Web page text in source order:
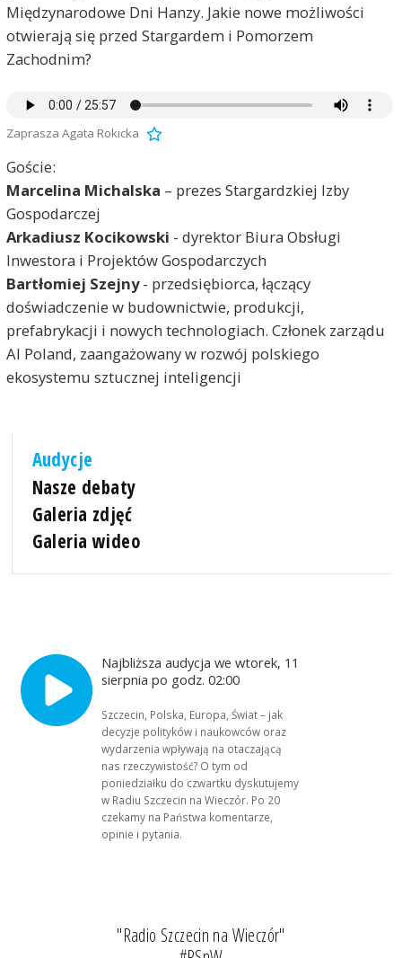
Międzynarodowe Dni Hanzy. Jakie nowe możliwości
otwierają się przed Stargardem i Pomorzem
Zachodnim?
Zaprasza Agata Rokicka
Goście:
Marcelina Michalska – prezes Stargardzkiej Izby
Gospodarczej
Arkadiusz Kocikowski - dyrektor Biura Obsługi
Inwestora i Projektów Gospodarczych
Bartłomiej Szejny- przedsiębiorca, łączący
doświadczenie w budownictwie, produkcji,
prefabrykacji i nowych technologiach. Członek zarządu
AI Poland, zaangażowany w rozwój polskiego
ekosystemu sztucznej inteligencji
Audycje
Nasze debaty
Galeria zdjęć
Galeria wideo
Najbliższa audycja we wtorek, 11
sierpnia po godz. 02:00
Szczecin, Polska, Europa, Świat – jak
decyzje polityków i naukowców oraz
wydarzenia wpływają na otaczającą
nas rzeczywistość? O tym od
poniedziałku do czwartku dyskutujemy
w Radiu Szczecin na Wieczór. Po 20
czekamy na Państwa komentarze,
opinie i pytania.
"Radio Szczecin na Wieczór"